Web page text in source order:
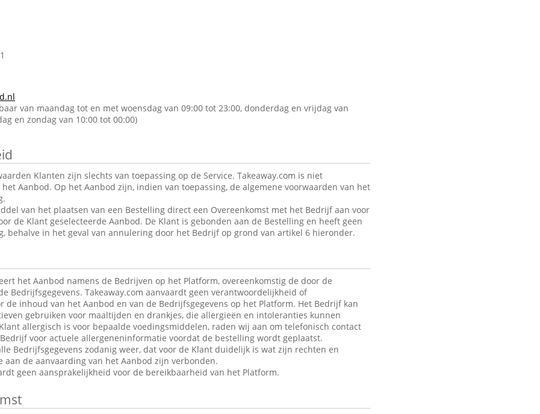
van maandag tot en met woensdag van 09:00 tot 23:00, donderdag en vrijdag van
en zondag van 10:00 tot 00:00)
Klanten zijn slechts van toepassing op de Service. Takeaway.com is niet
Aanbod. Op het Aanbod zijn, indien van toepassing, de algemene voorwaarden van het
van het plaatsen van een Bestelling direct een Overeenkomst met het Bedrijf aan voor
de Klant geselecteerde Aanbod. De Klant is gebonden aan de Bestelling en heeft geen
behalve in het geval van annulering door het Bedrijf op grond van artikel 6 hieronder.
het Aanbod namens de Bedrijven op het Platform, overeenkomstig de door de
Bedrijfsgegevens. Takeaway.com aanvaardt geen verantwoordelijkheid of
de inhoud van het Aanbod en van de Bedrijfsgegevens op het Platform. Het Bedrijf kan
gebruiken voor maaltijden en drankjes, die allergieën en intoleranties kunnen
allergisch is voor bepaalde voedingsmiddelen, raden wij aan om telefonisch contact
voor actuele allergeneninformatie voordat de bestelling wordt geplaatst.
Bedrijfsgegevens zodanig weer, dat voor de Klant duidelijk is wat zijn rechten en
de aanvaarding van het Aanbod zijn verbonden.
geen aansprakelijkheid voor de bereikbaarheid van het Platform.